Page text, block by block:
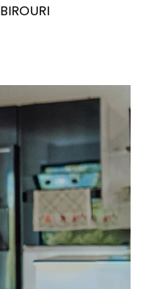
BIROURI